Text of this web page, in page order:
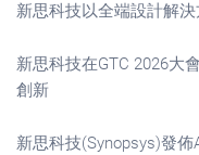
新思科技以全端設計解
新思科技在GTC 2026大
創新
新思科技(Synopsys)發